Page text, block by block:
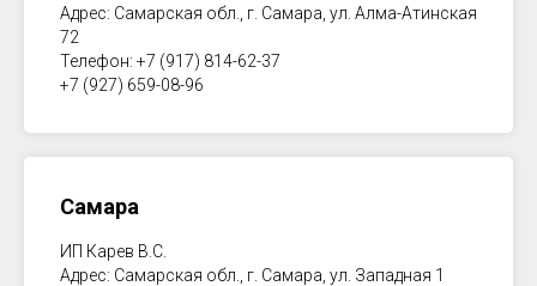
Адрес: Самарская обл., г. Самара, ул. Алма-Атинская
72
Телефон: +7 (917) 814-62-37
+7 (927) 659-08-96
Самара
ИП Карев В.С.
Адрес: Самарская обл., г. Самара, ул. Западная 1